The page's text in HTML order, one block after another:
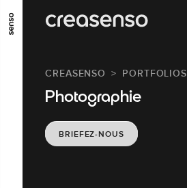
ALLER AU CONTENU PRINCIPAL
ALLER EN BAS DE PAGE
CREASENSO PORTFOLIOS
Photographie
BRIEFEZ-NOUS